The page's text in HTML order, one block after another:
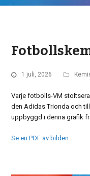
1 juli, 2026
Varje fotbolls-VM
den Adidas Trionda och
uppbyggd i denna grafik
Se en PDF av bilden.